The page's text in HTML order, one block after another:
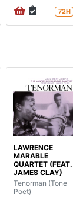
72H
LAWRENCE
MARABLE
QUARTET (FEAT.
JAMES CLAY)
Tenorman (Tone
Poet)